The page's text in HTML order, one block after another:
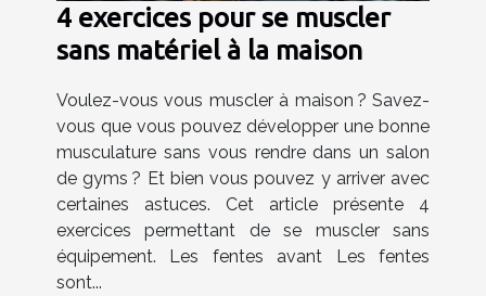
4 exercices pour se muscler
sans matériel à la maison
Voulez-vous vous muscler à maison ? Savez-
vous que vous pouvez développer une bonne
musculature sans vous rendre dans un salon
de gyms ? Et bien vous pouvez y arriver avec
certaines astuces. Cet article présente 4
exercices permettant de se muscler sans
équipement. Les fentes avant Les fentes
sont...